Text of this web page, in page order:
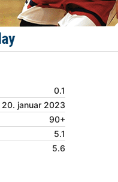
0.1
20. januar 2023
90+
5.1
5.6